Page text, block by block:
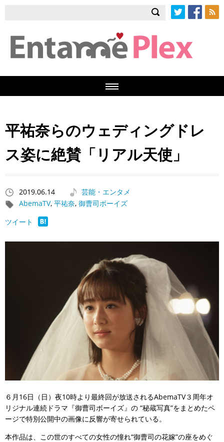
平祐奈らのウェディングドレ
ス姿に絶賛「リアル天使」
2019.06.14
芸能・エンタメ
AbemaTV, 平祐奈, 御曹司ボーイズ
ツイート
６月16日（日）夜10時より最終回が放送されるAbemaTV３周年オ
リジナル連続ドラマ『御曹司ボーイズ』の “秘蔵写真”をまとめたペ
ージで特別公開中の画像に反響が寄せられている。
本作品は、この世のすべての女性の憧れ“御曹司の花嫁”の座をめぐ